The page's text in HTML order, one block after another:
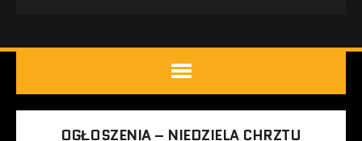
OGŁOSZENIA – NIEDZIELA CHRZTU